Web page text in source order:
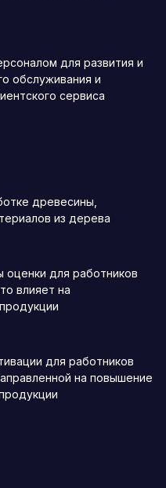
для развития и
обслуживания и
сервиса
древесины,
из дерева
оценки для работников
влияет на
для работников
на повышение